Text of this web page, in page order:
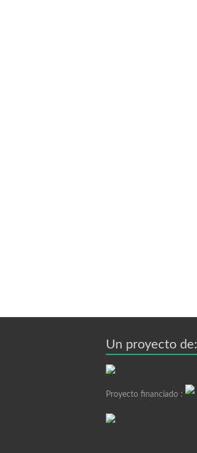
Un proyecto de:
Proyecto financiado :